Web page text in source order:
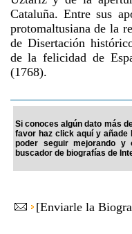
Cataluña. Entre sus
protomaltusiana de la
de Disertación
de la felicidad de
(1768).
Si conoces algún dato más
favor haz click aquí y
poder seguir mejorando y
buscador de biografías de
[Enviarle la